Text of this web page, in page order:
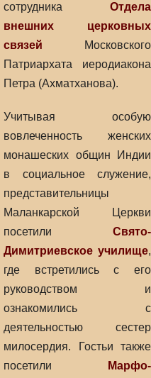
сотрудника Отдела
внешних церковных
связей Московского
Патриархата иеродиакона
Петра (Ахматханова).
Учитывая особую
вовлеченность женских
монашеских общин Индии
в социальное служение,
представительницы
Маланкарской Церкви
посетили Свято-
Димитриевское училище,
где встретились с его
руководством и
ознакомились с
деятельностью сестер
милосердия. Гостьи также
посетили
Марфо-